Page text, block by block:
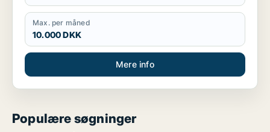
Max. per måned
10.000 DKK
Mere info
Populære søgninger